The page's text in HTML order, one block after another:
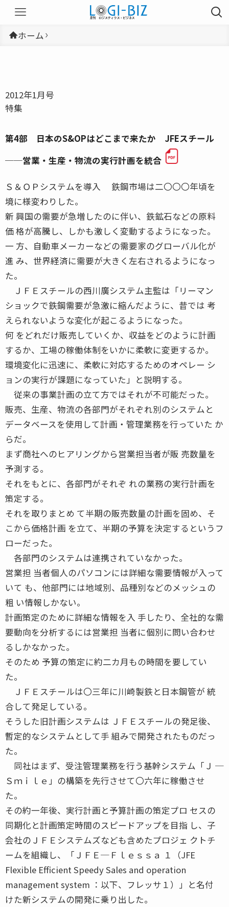
ホーム
2012年1月号
特集
第4部 日本のS&OPはどこまで来たか JFEスチール
──営業・生産・物流の実行計画を統合
Ｓ＆ＯＰシステムを導入 鉄鋼市場は二〇〇〇年頃を
境に様変わりした。
新 興国の需要が急増したのに伴い、鉄鉱石などの原料
価 格が高騰し、しかも激しく変動するようになった。
一 方、自動車メーカーなどの需要家のグローバル化が
進 み、世界経済に需要が大きく左右されるようになっ
た。
ＪＦＥスチールの西川廣システム主監は「リーマン
ショックで鉄鋼需要が急激に縮んだように、昔では 考
えられないような変化が起こるようになった。
何 をどれだけ販売していくか、収益をどのように計画
するか、工場の稼働体制をいかに柔軟に変更するか。
環境変化に迅速に、柔軟に対応するためのオペレー シ
ョンの実行が課題になっていた」と説明する。
従来の事業計画の立て方ではそれが不可能だった。
販売、生産、物流の各部門がそれぞれ別のシステムと
データベースを使用して計画・管理業務を行っていた か
らだ。
まず商社へのヒアリングから営業担当者が販 売数量を
予測する。
それをもとに、各部門がそれぞ れの業務の実行計画を
策定する。
それを取りまとめ て半期の販売数量の計画を固め、そ
こから価格計画 を立て、半期の予算を決定するというフ
ローだった。
各部門のシステムは連携されていなかった。
営業担 当者個人のパソコンには詳細な需要情報が入って
いて も、他部門には地域別、品種別などのメッシュの
粗 い情報しかない。
計画策定のために詳細な情報を入 手したり、全社的な需
要動向を分析するには営業担 当者に個別に問い合わせ
るしかなかった。
そのため 予算の策定に約二カ月もの時間を要してい
た。
ＪＦＥスチールは〇三年に川崎製鉄と日本鋼管が 統
合して発足している。
そうした旧計画システムは ＪＦＥスチールの発足後、
暫定的なシステムとして手 組みで開発されたものだっ
た。
同社はまず、受注管理業務を行う基幹システム「Ｊ ─
Ｓｍｉｌｅ」の構築を先行させて〇六年に稼働させ
た。
その約一年後、実行計画と予算計画の策定プロ セスの
同期化と計画策定時間のスピードアップを目指 し、子
会社のＪＦＥシステムズなども含めたプロジェ クトチ
ームを組織し、「ＪＦＥ─Ｆｌｅｓｓａ １（JFE
Flexible Efficient Speedy Sales and operation
management system ：以下、フレッサ１）」と名付
けた新システムの開発に乗り出した。